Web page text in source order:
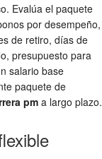
Evalúa el paquete
por desempeño,
de retiro, días de
presupuesto para
salario base
paquete de
pm a largo plazo.